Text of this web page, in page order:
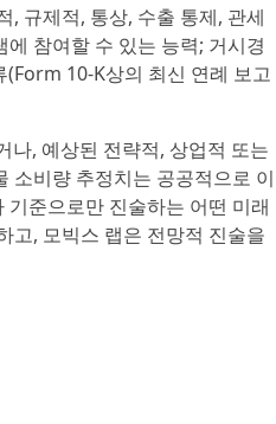
, 규제적, 통상, 수출 통제, 관세
참여할 수 있는 능력; 거시경
10-K상의 최신 연례 보고
나, 예상된 전략적, 상업적 또는
소비량 추정치는 공공적으로 이
준으로만 진술하는 어떤 미래
고, 모빅스 랩은 전망적 진술을